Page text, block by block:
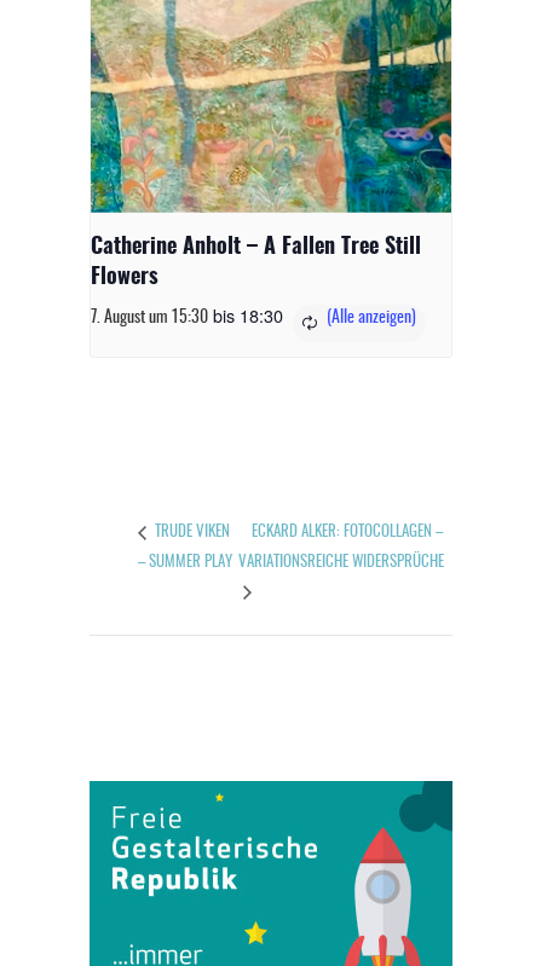
Catherine Anholt – A Fallen Tree Still
Flowers
7. August um 15:30 bis 18:30
TRUDE VIKEN
– SUMMER PLAY
ECKARD ALKER: FOTOCOLLAGEN –
VARIATIONSREICHE WIDERSPRÜCHE